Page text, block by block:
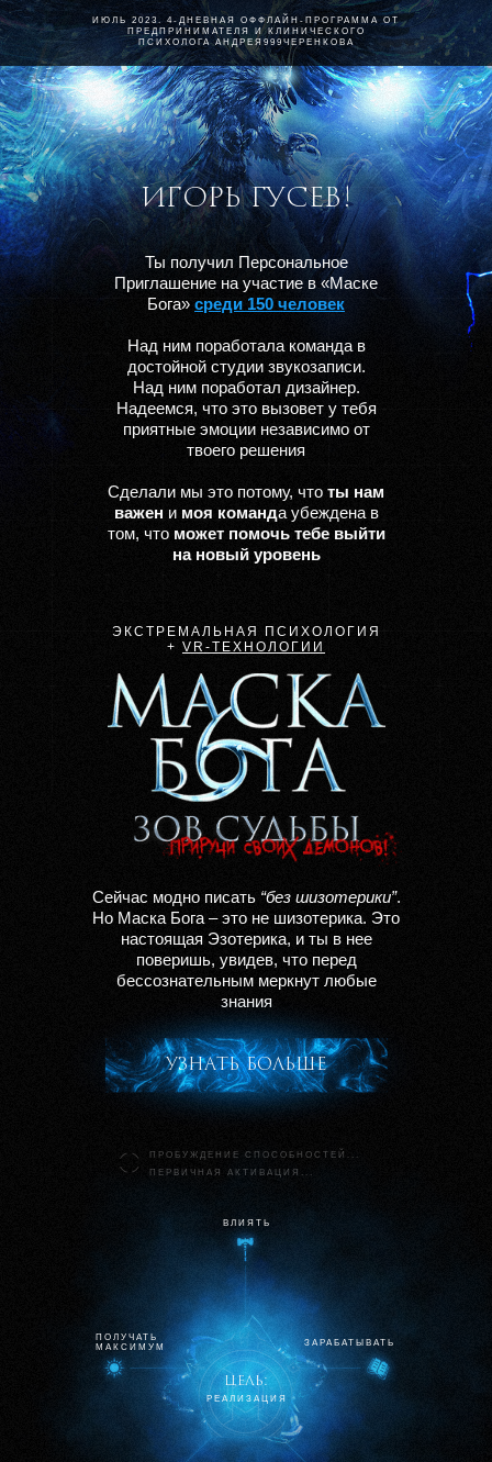
ИЮЛЬ 2023. 4-ДНЕВНАЯ ОФФЛАЙН-ПРОГРАММА ОТ
ПРЕДПРИНИМАТЕЛЯ И КЛИНИЧЕСКОГО
ПСИХОЛОГА АНДРЕЯ999ЧЕРЕНКОВА
Cейчас модно писать “без шизотерики”.
Но Маска Бога – это не шизотерика. Это
настоящаяЭзотерика, и ты в нее
поверишь, увидев, что перед
бессознательным меркнут любые
знания
ЭКСТРЕМАЛЬНАЯ ПСИХОЛОГИЯ
+ VR-ТЕХНОЛОГИИ
ВЛИЯТЬ
ЗАРАБАТЫВАТЬ
ПРОБУЖДЕНИЕ СПОСОБНОСТЕЙ...
ПЕРВИЧНAЯ AКТИВAЦИЯ...
ПОЛУЧАТЬ
МАКСИМУМ
РЕAЛИЗAЦИЯ
узнaть больше
цель:
ИГОРЬ ГУСЕВ!
Ты получил Персональное
Приглашение на участие в «Маске
Бога» среди 150 человек
Над ним поработала команда в
достойной студии звукозаписи.
Над ним поработал дизайнер.
Надеемся, что это вызовет у тебя
приятные эмоции независимо от
твоего решения
Сделали мы это потому, что ты нам
важен имоя команда убеждена в
том, что может помочь тебе выйти
на новый уровень